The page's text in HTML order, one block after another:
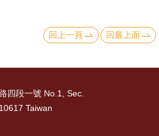
回上一頁
回最上面
四段一號 No.1, Sec.
Taiwan